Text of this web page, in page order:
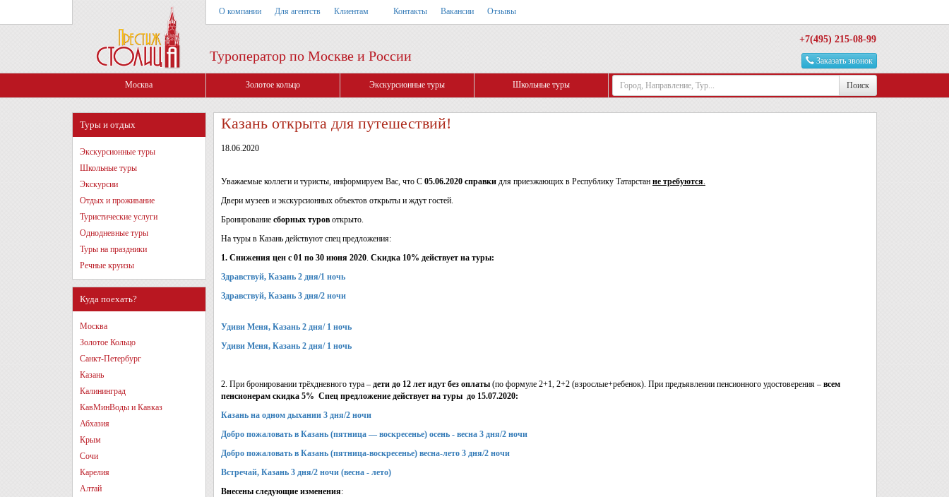
О компании Для агентств Клиентам Контакты Вакансии Отзывы
Туроператор по Москве и России
+7(495) 215-08-99
Заказать звонок
Москва Золотое кольцо Экскурсионные туры Школьные туры Поиск
Туры и отдых
Экскурсионные туры
Школьные туры
Экскурсии
Отдых и проживание
Туристические услуги
Однодневные туры
Туры на праздники
Речные круизы
Куда поехать?
Москва
Золотое Кольцо
Санкт-Петербург
Казань
Калининград
КавМинВоды и Кавказ
Абхазия
Крым
Сочи
Карелия
Алтай
Казань открыта для путешествий!
18.06.2020
Уважаемые коллеги и туристы, информируем Вас, что С 05.06.2020 справки для приезжающих в Республику Татарстан не требуются.
Двери музеев и экскурсионных объектов открыты и ждут гостей.
Бронирование сборных туров открыто.
На туры в Казань действуют спец предложения:
1. Снижения цен с 01 по 30 июня 2020. Скидка 10% действует на туры:
Здравствуй, Казань 2 дня/1 ночь
Здравствуй, Казань 3 дня/2 ночи
Удиви Меня, Казань 2 дня/ 1 ночь
Удиви Меня, Казань 2 дня/ 1 ночь
2. При бронировании трёхдневного тура – дети до 12 лет идут без оплаты (по формуле 2+1, 2+2 (взрослые+ребенок). При предъявлении пенсионного удостоверения – всем
пенсионерам скидка 5% Спец предложение действует на туры до 15.07.2020:
Казань на одном дыхании 3 дня/2 ночи
Добро пожаловать в Казань (пятница — воскресенье) осень - весна 3 дня/2 ночи
Добро пожаловать в Казань (пятница-воскресенье) весна-лето 3 дня/2 ночи
Встречай, Казань 3 дня/2 ночи (весна - лето)
Внесены следующие изменения: